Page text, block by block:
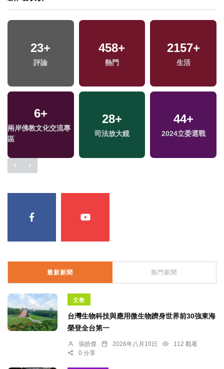
23+
評論
458+
熱門
2157+
生活
6+
兩岸佛教文化交流專
區
28+
司法放大鏡
44+
2024立委選戰
753+
健康及醫療
91+
兩岸
50+
兩岸道教文化交流專
942+
綜合
3+
福建林公信俗文化專
15+
演唱會
最新新聞 熱門新聞
文教
台灣生物科技與應用微生物躋身世界前30強東海
榮登全台第一
張皓傑 2026年八月10日
112 觀看
0 分享